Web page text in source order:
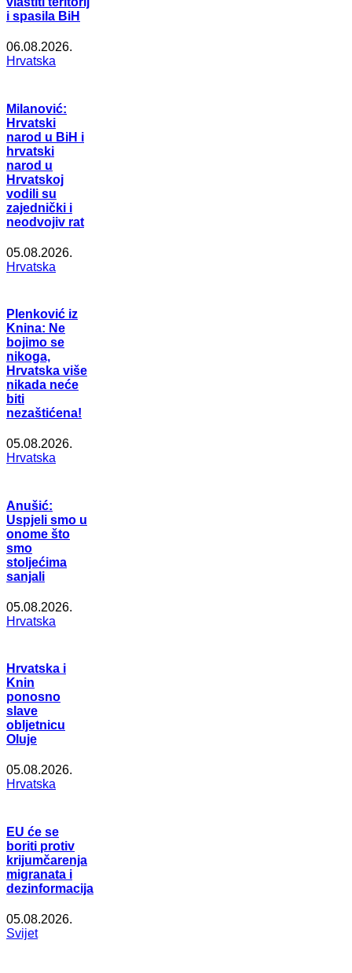
i spasila BiH
06.08.2026.
Hrvatska
Milanović:
Hrvatski
narod u BiH i
hrvatski
narod u
Hrvatskoj
vodili su
zajednički i
neodvojiv rat
05.08.2026.
Hrvatska
Plenković iz
Knina: Ne
bojimo se
nikoga,
Hrvatska više
nikada neće
biti
nezaštićena!
05.08.2026.
Hrvatska
Anušić:
Uspjeli smo u
onome što
smo
stoljećima
sanjali
05.08.2026.
Hrvatska
Hrvatska i
Knin
ponosno
slave
obljetnicu
Oluje
05.08.2026.
Hrvatska
EU će se
boriti protiv
krijumčarenja
migranata i
dezinformacija
05.08.2026.
Svijet